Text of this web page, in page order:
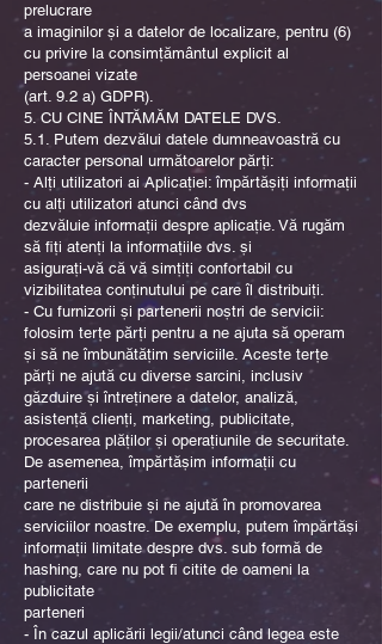
prelucrare
a imaginilor și a datelor de localizare, pentru (6)
cu privire la consimțământul explicit al
persoanei vizate
(art. 9.2 a) GDPR).
5. CU CINE ÎNTĂMĂM DATELE DVS.
5.1. Putem dezvălui datele dumneavoastră cu
caracter personal următoarelor părți:
- Alți utilizatori ai Aplicației: împărtășiți informații
cu alți utilizatori atunci când dvs
dezvăluie informații despre aplicație. Vă rugăm
să fiți atenți la informațiile dvs. și
asigurați-vă că vă simțiți confortabil cu
vizibilitatea conținutului pe care îl distribuiți.
- Cu furnizorii și partenerii noștri de servicii:
folosim terțe părți pentru a ne ajuta să operam
și să ne îmbunătățim serviciile. Aceste terțe
părți ne ajută cu diverse sarcini, inclusiv
găzduire și întreținere a datelor, analiză,
asistență clienți, marketing, publicitate,
procesarea plăților și operațiunile de securitate.
De asemenea, împărtășim informații cu
partenerii
care ne distribuie și ne ajută în promovarea
serviciilor noastre. De exemplu, putem împărtăși
informații limitate despre dvs. sub formă de
hashing, care nu pot fi citite de oameni la
publicitate
parteneri
- În cazul aplicării legii/atunci când legea este